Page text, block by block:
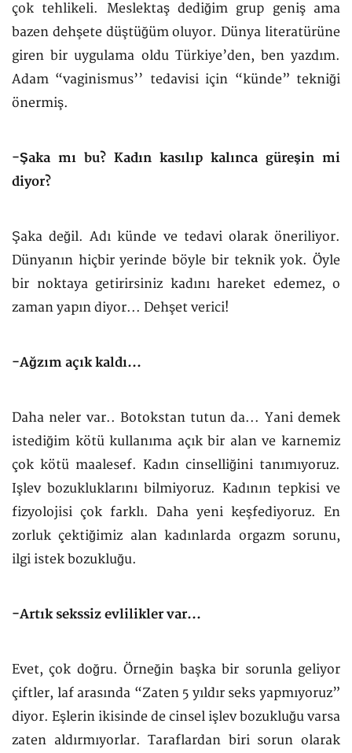
çok tehlikeli. Meslektaş dediğim grup geniş ama
bazen dehşete düştüğüm oluyor. Dünya literatürüne
giren bir uygulama oldu Türkiye’den, ben yazdım.
Adam “vaginismus’’ tedavisi için “künde” tekniği
önermiş.
-Şaka mı bu? Kadın kasılıp kalınca güreşin mi
diyor?
Şaka değil. Adı künde ve tedavi olarak öneriliyor.
Dünyanın hiçbir yerinde böyle bir teknik yok. Öyle
bir noktaya getirirsiniz kadını hareket edemez, o
zaman yapın diyor... Dehşet verici!
-Ağzım açık kaldı...
Daha neler var.. Botokstan tutun da... Yani demek
istediğim kötü kullanıma açık bir alan ve karnemiz
çok kötü maalesef. Kadın cinselliğini tanımıyoruz.
Işlev bozukluklarını bilmiyoruz. Kadının tepkisi ve
fizyolojisi çok farklı. Daha yeni keşfediyoruz. En
zorluk çektiğimiz alan kadınlarda orgazm sorunu,
ilgi istek bozukluğu.
-Artık sekssiz evlilikler var...
Evet, çok doğru. Örneğin başka bir sorunla geliyor
çiftler, laf arasında “Zaten 5 yıldır seks yapmıyoruz”
diyor. Eşlerin ikisinde de cinsel işlev bozukluğu varsa
zaten aldırmıyorlar. Taraflardan biri sorun olarak